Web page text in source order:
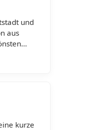
und
aus
kurze